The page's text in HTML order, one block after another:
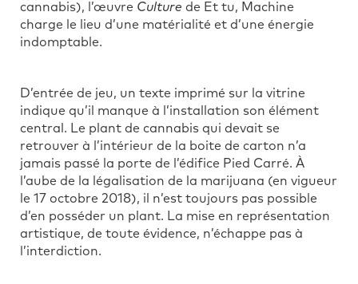
cannabis), l’œuvre Culture de Et tu, Machine
charge le lieu d’une matérialité et d’une énergie
indomptable.
D’entrée de jeu, un texte imprimé sur la vitrine
indique qu’il manque à l’installation son élément
central. Le plant de cannabis qui devait se
retrouver à l’intérieur de la boite de carton n’a
jamais passé la porte de l’édifice Pied Carré. À
l’aube de la légalisation de la marijuana (en vigueur
le 17 octobre 2018), il n’est toujours pas possible
d’en posséder un plant. La mise en représentation
artistique, de toute évidence, n’échappe pas à
l’interdiction.